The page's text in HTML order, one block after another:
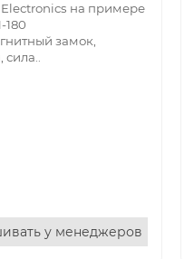
Electronics на примере
180
замок,
у менеджеров